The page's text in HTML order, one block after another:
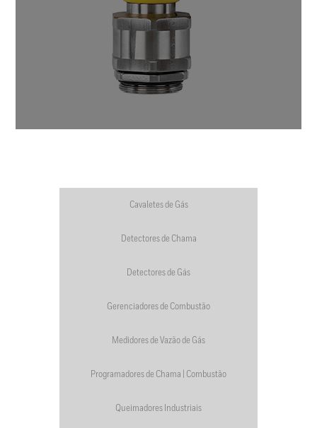
Cavaletes de Gás
Detectores de Chama
Detectores de Gás
Gerenciadores de Combustão
Medidores de Vazão de Gás
Programadores de Chama | Combustão
Queimadores Industriais